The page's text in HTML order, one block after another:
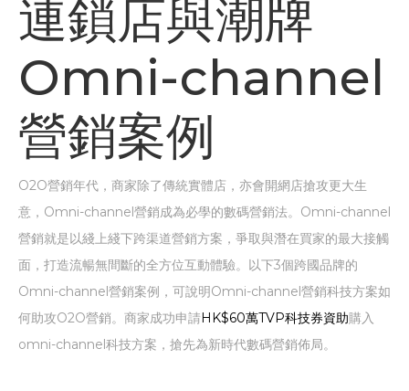
連鎖店與潮牌
Omni-channel
營銷案例
O2O營銷年代，商家除了傳統實體店，亦會開網店搶攻更大生
意，Omni-channel營銷成為必學的數碼營銷法。Omni-channel
營銷就是以綫上綫下跨渠道營銷方案，爭取與潛在買家的最大接觸
面，打造流暢無間斷的全方位互動體驗。以下3個跨國品牌的
Omni-channel營銷案例，可說明Omni-channel營銷科技方案如
何助攻O2O營銷。商家成功申請HK$60萬TVP科技券資助購入
omni-channel科技方案，搶先為新時代數碼營銷佈局。